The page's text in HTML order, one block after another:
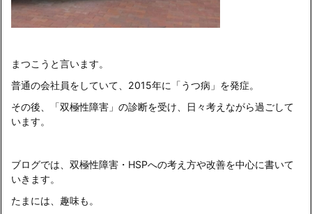
まつこうと言います。
普通の会社員をしていて、2015年に「うつ病」を発症。
その後、「双極性障害」の診断を受け、日々考えながら過ごして
います。
ブログでは、双極性障害・HSPへの考え方や改善を中心に書いて
いきます。
たまには、趣味も。